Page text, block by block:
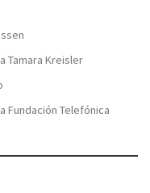
Tamara Kreisler
Fundación Telefónica